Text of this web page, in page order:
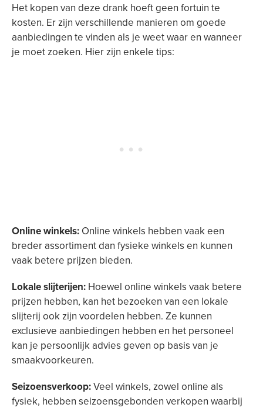
Het kopen van deze drank hoeft geen fortuin te
kosten. Er zijn verschillende manieren om goede
aanbiedingen te vinden als je weet waar en wanneer
je moet zoeken. Hier zijn enkele tips:
Online winkels: Online winkels hebben vaak een
breder assortiment dan fysieke winkels en kunnen
vaak betere prijzen bieden.
Lokale slijterijen: Hoewel online winkels vaak betere
prijzen hebben, kan het bezoeken van een lokale
slijterij ook zijn voordelen hebben. Ze kunnen
exclusieve aanbiedingen hebben en het personeel
kan je persoonlijk advies geven op basis van je
smaakvoorkeuren.
Seizoensverkoop:Veel winkels, zowel online als
fysiek, hebben seizoensgebonden verkopen waarbij